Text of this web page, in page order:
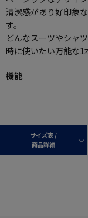
清潔感があり好印象
す。
どんなスーツやシャ
時に使いたい万能な1
機能
―
サイズ表 /
商品詳細